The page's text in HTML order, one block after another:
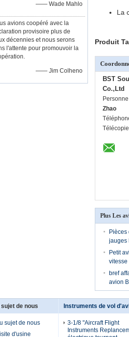
—— Wade Mahlo
avions coopéré avec la
provisoire plus de
décennies et nous serons
l'attente pour promouvoir la
—— Jim Colheno
La
Produit
BST
Co.,Ltd
Zhao
Plus Les
Pièces
jauges
Petit
vitesse
bref
avion
de nous
sujet de nous
d'usine
Instruments de vol
3-1/8 "Aircraft Flight
Instruments